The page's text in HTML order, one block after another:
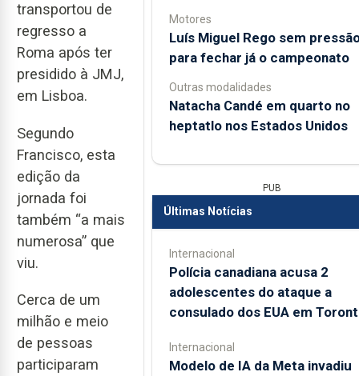
transportou de
regresso a
Roma após ter
presidido à JMJ,
em Lisboa.
Segundo
Francisco, esta
edição da
jornada foi
também “a mais
numerosa” que
viu.
Cerca de um
milhão e meio
de pessoas
participaram
Motores
Luís Miguel Rego sem
para fechar já o campeonato
Outras modalidades
Natacha Candé em quarto no
heptatlo nos Estados Unidos
PUB
Últimas Notícias
Internacional
Polícia canadiana acusa 2
adolescentes do ataque a
consulado dos EUA em
Internacional
Modelo de IA da Meta invadiu